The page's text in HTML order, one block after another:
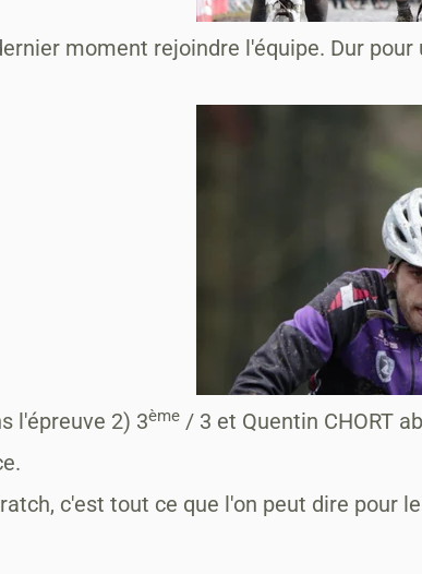
moment rejoindre l'équipe. Dur
l'épreuve 2) 3ème / 3 et Quentin CHORT
c'est tout ce que l'on peut dire pour